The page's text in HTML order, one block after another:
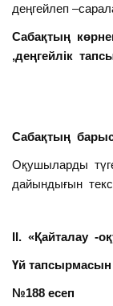
деңгейлеп
Сабақтың
,деңгейлік
Сабақтың
Оқушыларды
дайындығын
ІІ. «Қайталау -
Үй
№188 есеп